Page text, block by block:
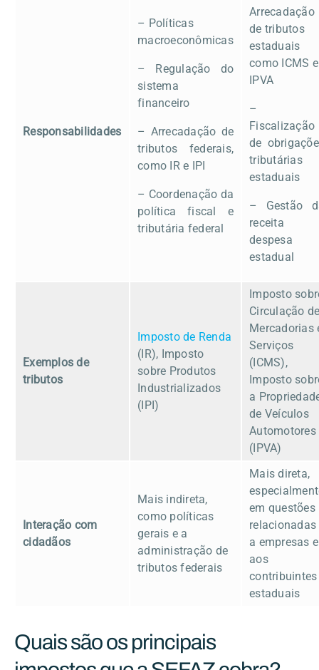
Responsabilidades
– Políticas
macroeconômicas
– Regulação do
sistema
financeiro
– Arrecadação de
tributos federais,
como IR e IPI
– Coordenação da
política fiscal e
tributária federal
Arrecadação
de tributos
estaduais
como ICMS e
IPVA
–
Fiscalização
de
tributárias
estaduais
– Gestão
receita
despesa
estadual
Exemplos de
tributos
Imposto de Renda
(IR), Imposto
sobre Produtos
Industrializados
(IPI)
Imposto
Circulação
Mercadorias
Serviços
(ICMS),
Imposto
a
de Veículos
Automotores
(IPVA)
Interação com
cidadãos
Mais indireta,
como políticas
gerais e a
administração de
tributos federais
Mais direta,
em questões
relacionadas
a empresas e
aos
contribuintes
estaduais
Quais são os principais